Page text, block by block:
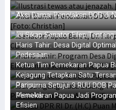
Aksi Damai Penolakan DOB di
Ini Sikap Senator Filep
Haris Tahir: Desa Digital
Pedesaan
Ketua Tim Pemekaran Papua
Kejagung Tetapkan Satu
Paniai
Paripurna Setujui 3 RUU DOB
Menolak
Pemekaran Papua Jadi
Efisien